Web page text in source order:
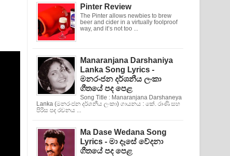
Pinter Review
The Pinter allows newbies to brew
beer and cider in a virtually foolproof
way, and it’s not too ...
Manaranjana Darshaniya
Lanka Song Lyrics -
මනරංජන දර්ශනීය ලංකා
ගීතයේ පද පෙළ
Song Title : Manaranjana Darshaneya
Lanka (මනරංජන දර්ශනීය ලංකා) ගායනය : කේ. රාණි සහ
පිරිස පද රචනය ...
Ma Dase Wedana Song
Lyrics - මා දෑසේ වේදනා
ගීතයේ පද පෙළ